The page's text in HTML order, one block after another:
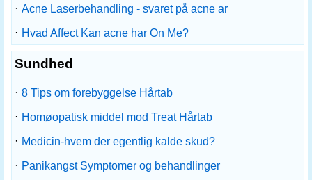
· Acne Laserbehandling - svaret på acne ar
· Hvad Affect Kan acne har On Me?
Sundhed
· 8 Tips om forebyggelse Hårtab
· Homøopatisk middel mod Treat Hårtab
· Medicin-hvem der egentlig kalde skud?
· Panikangst Symptomer og behandlinger